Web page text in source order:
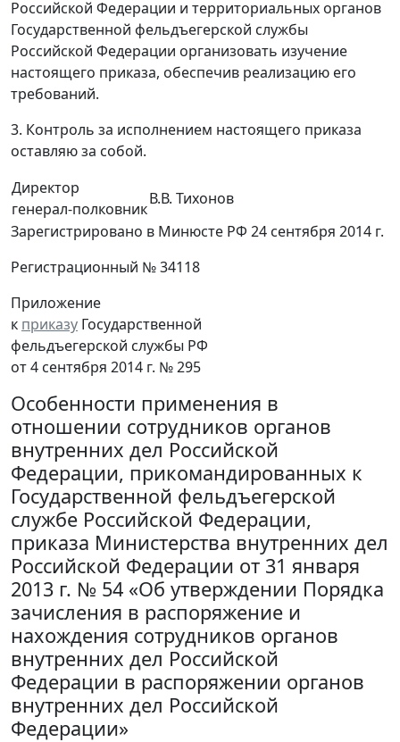
Российской Федерации и территориальных органов
Государственной фельдъегерской службы
Российской Федерации организовать изучение
настоящего приказа, обеспечив реализацию его
требований.
3. Контроль за исполнением настоящего приказа
оставляю за собой.
Директор
генерал-полковник
В.В. Тихонов
Зарегистрировано в Минюсте РФ 24 сентября 2014 г.
Регистрационный № 34118
Приложение
к приказу Государственной
фельдъегерской службы РФ
от 4 сентября 2014 г. № 295
Особенности применения в
отношении сотрудников органов
внутренних дел Российской
Федерации, прикомандированных к
Государственной фельдъегерской
службе Российской Федерации,
приказа Министерства внутренних дел
Российской Федерации от 31 января
2013 г. № 54 «Об утверждении Порядка
зачисления в распоряжение и
нахождения сотрудников органов
внутренних дел Российской
Федерации в распоряжении органов
внутренних дел Российской
Федерации»